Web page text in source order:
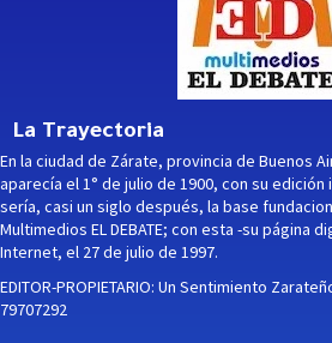
La Trayectoria
En la ciudad de Zárate, provincia de Buenos
aparecía el 1° de julio de 1900, con su
sería, casi un siglo después, la base
Multimedios EL DEBATE; con esta -su página
Internet, el 27 de julio de 1997.
EDITOR-PROPIETARIO: Un Sentimiento
79707292